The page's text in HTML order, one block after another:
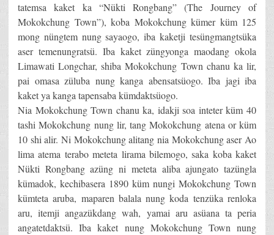
tatemsa kaket ka “Nükti Rongbang” (The Journey of
Mokokchung Town”), koba Mokokchung kümer küm 125
mong nüngtem nung sayaogo, iba kaketji tesüngmangtsüka
aser temenungratsü. Iba kaket züngyonga maodang okola
Limawati Longchar, shiba Mokokchung Town chanu ka lir,
pai omasa züluba nung kanga abensatsüogo. Iba jagi iba
kaket ya kanga tapensaba kümdaktsüogo.
Nia Mokokchung Town chanu ka, idakji soa inteter küm 40
tashi Mokokchung nung lir, tang Mokokchung atena or küm
10 shi alir. Ni Mokokchung alitang nia Mokokchung aser Ao
lima atema terabo meteta lirama bilemogo, saka koba kaket
Nükti Rongbang azüng ni meteta aliba ajungato tazüngla
kümadok, kechibasera 1890 küm nungi Mokokchung Town
kümteta aruba, maparen balala nung koda tenzüka renloka
aru, itemji angazükdang wah, yamai aru asüana ta peria
angatetdaktsü. Iba kaket nung Mokokchung Town nung